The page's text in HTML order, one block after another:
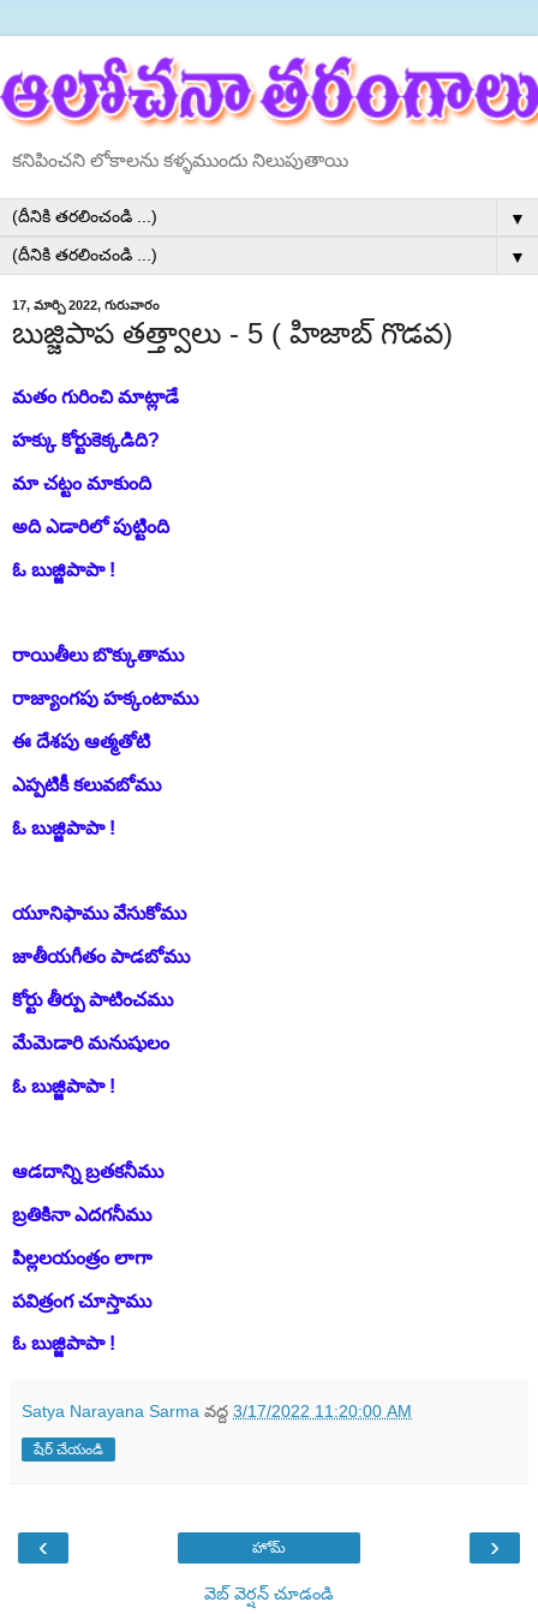
కనిపించని లోకాలను కళ్ళముందు నిలుపుతాయి
▼
▼
17, మార్చి 2022, గురువారం
బుజ్జిపాప తత్త్వాలు - 5 ( హిజాబ్ గొడవ)
మతం గురించి మాట్లాడే
హక్కు కోర్టుకెక్కడిది?
మా చట్టం మాకుంది
అది ఎడారిలో పుట్టింది
ఓ బుజ్జిపాపా !
రాయితీలు బొక్కుతాము
రాజ్యాంగపు హక్కంటాము
ఈ దేశపు ఆత్మతోటి
ఎప్పటికీ కలువబోము
ఓ బుజ్జిపాపా !
యూనిఫాము వేసుకోము
జాతీయగీతం పాడబోము
కోర్టు తీర్పు పాటించము
మేమెడారి మనుషులం
ఓ బుజ్జిపాపా !
ఆడదాన్ని బ్రతకనీము
బ్రతికినా ఎదగనీము
పిల్లలయంత్రం లాగా
పవిత్రంగ చూస్తాము
ఓ బుజ్జిపాపా !
Satya Narayana Sarma వద్ద 3/17/2022 11:20:00 AM
షేర్ చేయండి
‹ ›
హోమ్
వెబ్ వెర్షన్‌ చూడండి